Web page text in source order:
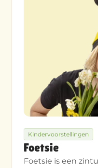
Kindervoorstellingen
Foetsie
Foetsie is een